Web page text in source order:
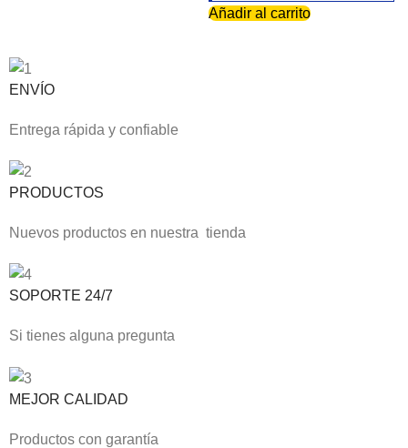
Añadir al carrito
ENVÍO
Entrega rápida y confiable
PRODUCTOS
Nuevos productos en nuestra tienda
SOPORTE 24/7
Si tienes alguna pregunta
MEJOR CALIDAD
Productos con garantía